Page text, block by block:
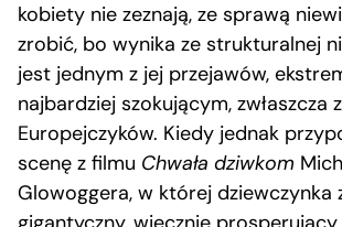
kobiety nie zeznają, ze sprawą
zrobić, bo wynika ze strukturalnej
jest jednym z jej przejawów,
najbardziej szokującym, zwłaszcza
Europejczyków. Kiedy jednak
scenę z filmu Chwała dziwkom
Glowoggera, w której dziewczynka